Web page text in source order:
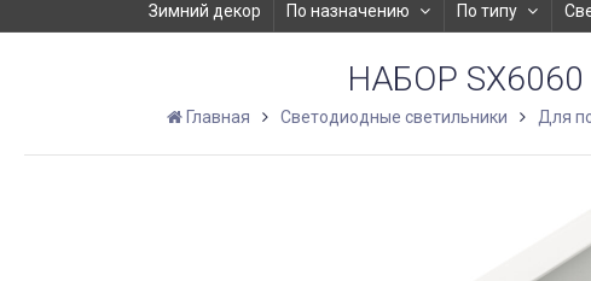
Зимний декор По назначению По типу
НАБОР
Главная Светодиодные светильники Для